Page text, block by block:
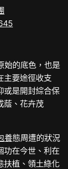
始的底色，也是
主要途徑收支
或是開封綜合保
蔭、花卉茂
養態周遭的狀況
功在今世、利在
扶植、領土綠化